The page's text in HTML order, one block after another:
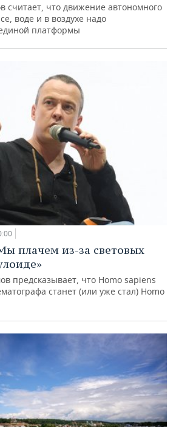
считает, что движение автономного
воде и в воздухе надо
платформы
плачем из-за световых
предсказывает, что Homo sapiens
станет (или уже стал) Homo